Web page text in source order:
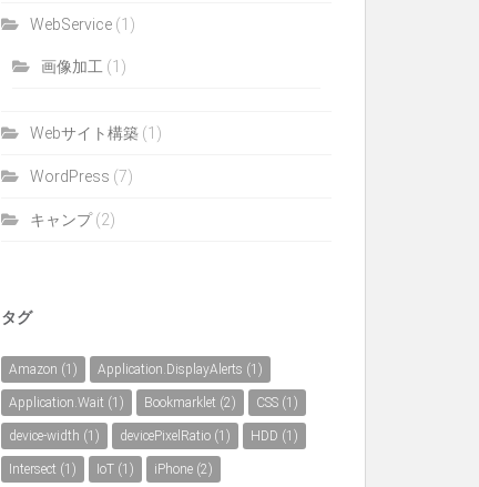
WebService (1)
画像加工 (1)
Webサイト構築 (1)
WordPress (7)
キャンプ(2)
タグ
Amazon (1) Application.DisplayAlerts (1)
Application.Wait (1) Bookmarklet (2) CSS (1)
device-width (1) devicePixelRatio (1) HDD (1)
Intersect (1) IoT (1) iPhone (2)